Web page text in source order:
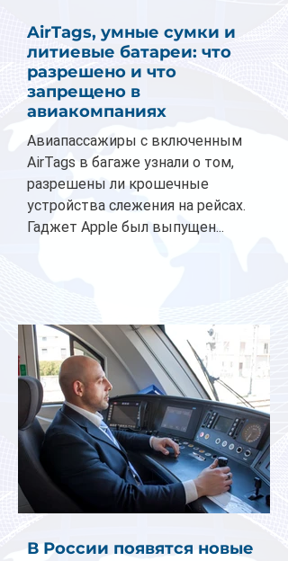
AirTags, умные сумки и
литиевые батареи: что
разрешено и что
запрещено в
авиакомпаниях
Авиапассажиры с включенным
AirTags в багаже узнали о том,
разрешены ли крошечные
устройства слежения на рейсах.
Гаджет Apple был выпущен...
В России появятся новые